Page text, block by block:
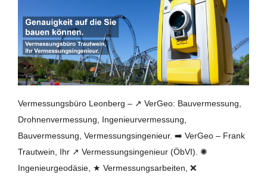
Vermessungsbüro Leonberg – ↗️ VerGeo: Bauvermessung,
Drohnenvermessung, Ingenieurvermessung,
Bauvermessung, Vermessungsingenieur. ➡️ VerGeo – Frank
Trautwein, Ihr ↗️ Vermessungsingenieur (ÖbVI). ✺
Ingenieurgeodäsie, ★ Vermessungsarbeiten, ❌